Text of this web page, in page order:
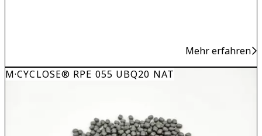
Mehr erfahren
M·CYCLOSE® RPE 055 UBQ20 NAT